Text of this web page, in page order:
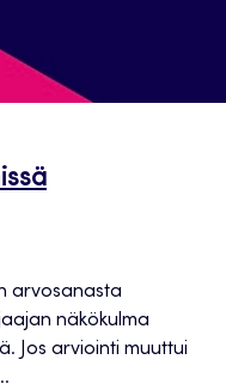
Avautuu
arvosanasta
näkökulma
Jos arviointi muuttui